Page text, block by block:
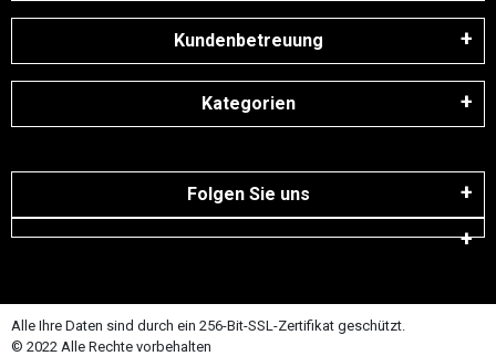
Kundenbetreuung
Kategorien
Folgen Sie uns
Alle Ihre Daten sind durch ein 256-Bit-SSL-Zertifikat geschützt.
© 2022 Alle Rechte vorbehalten